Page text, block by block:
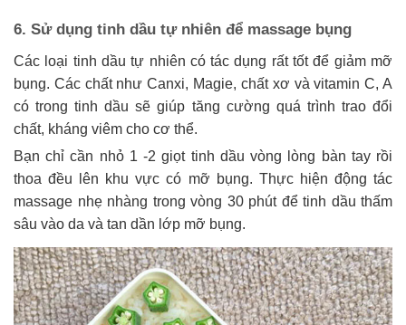
6. Sử dụng tinh dầu tự nhiên để massage bụng
Các loại tinh dầu tự nhiên có tác dụng rất tốt để giảm mỡ
bụng. Các chất như Canxi, Magie, chất xơ và vitamin C, A
có trong tinh dầu sẽ giúp tăng cường quá trình trao đổi
chất, kháng viêm cho cơ thể.
Bạn chỉ cần nhỏ 1 -2 giọt tinh dầu vòng lòng bàn tay rồi
thoa đều lên khu vực có mỡ bụng. Thực hiện động tác
massage nhẹ nhàng trong vòng 30 phút để tinh dầu thấm
sâu vào da và tan dần lớp mỡ bụng.